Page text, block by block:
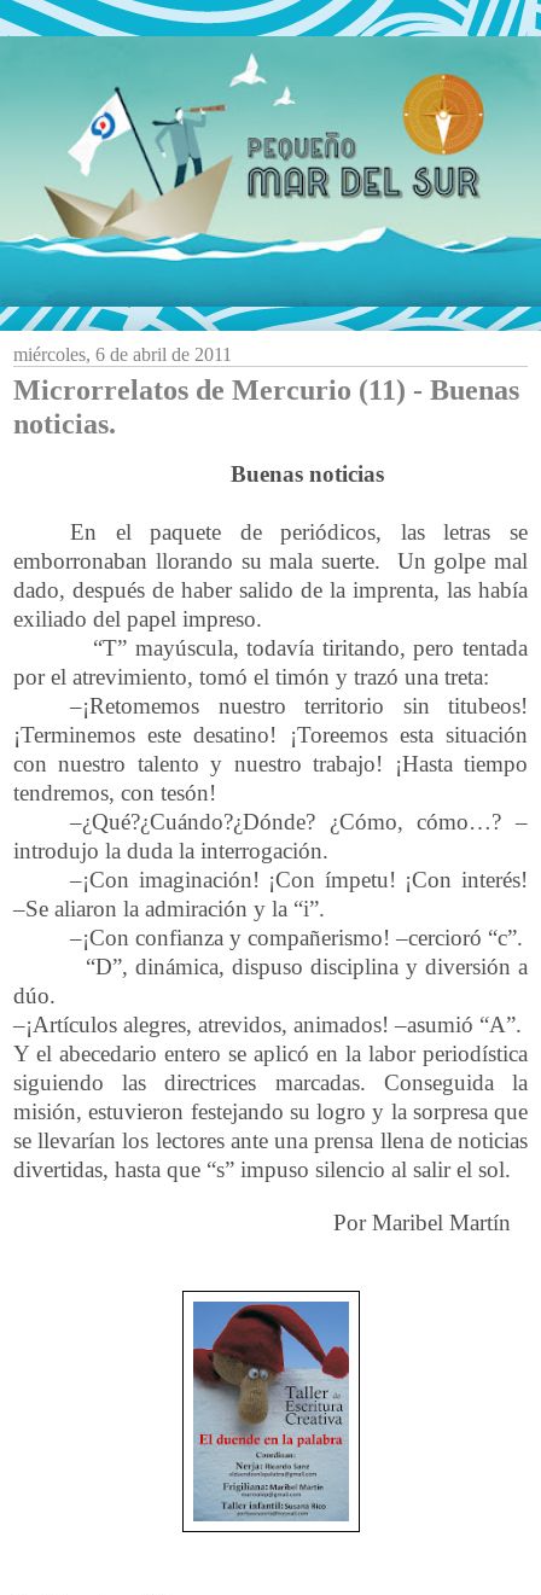
miércoles, 6 de abril de 2011
Microrrelatos de Mercurio (11) - Buenas
noticias.
Buenas noticias
En el paquete de periódicos, las letras se
emborronaban llorando su mala suerte. Un golpe mal
dado, después de haber salido de la imprenta, las había
exiliado del papel impreso.
“T” mayúscula, todavía tiritando, pero tentada
por el atrevimiento, tomó el timón y trazó una treta:
–¡Retomemos nuestro territorio sin titubeos!
¡Terminemos este desatino! ¡Toreemos esta situación
con nuestro talento y nuestro trabajo! ¡Hasta tiempo
tendremos, con tesón!
–¿Qué?¿Cuándo?¿Dónde? ¿Cómo, cómo…? –
introdujo la duda la interrogación.
–¡Con imaginación! ¡Con ímpetu! ¡Con interés!
–Se aliaron la admiración y la “i”.
–¡Con confianza y compañerismo! –cercioró “c”.
“D”, dinámica, dispuso disciplina y diversión a
dúo.
–¡Artículos alegres, atrevidos, animados! –asumió “A”.
Y el abecedario entero se aplicó en la labor periodística
siguiendo las directrices marcadas. Conseguida la
misión, estuvieron festejando su logro y la sorpresa que
se llevarían los lectores ante una prensa llena de noticias
divertidas, hasta que “s” impuso silencio al salir el sol.
Por Maribel Martín